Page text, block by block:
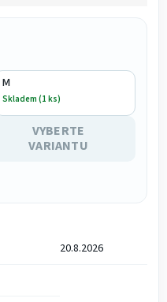
M
Skladem (1 ks)
VYBERTE
VARIANTU
20.8.2026